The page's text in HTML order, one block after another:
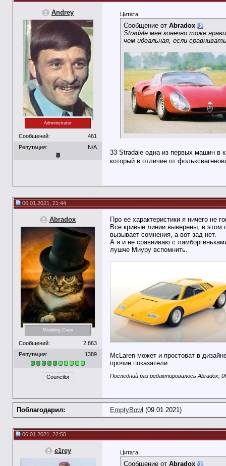
Andrey
Administrator
Сообщений:
461
Репутация:
N/A
Цитата:
Сообщение от Abradox
Stradale мне конечно тоже
чем идеальная, если
33 Stradale одна из первых машин в
который в отличие от
06.01.2021, 21:44
Abradox
Modding Crew
Сообщений:
2,863
Репутация:
1389
Councilor
Про ее характеристики я ничего не
Все кривые линии выверены, в этом
вызывает сомнения, а вот зад нет.
А я и не сравниваю с
лушче Миуру вспомнить.
McLaren может и простоват в
прочие показатели.
Последний раз редактировалось Abradox;
Поблагодарил: EmptyBowl (09.01.2021)
06.01.2021, 22:50
e1rey Цитата:
Сообщение от Abradox